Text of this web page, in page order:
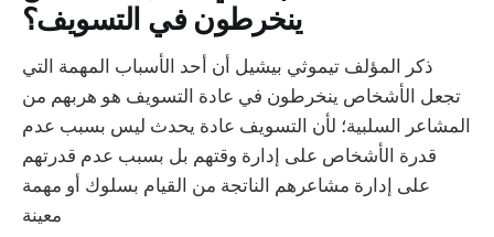
ينخرطون في التسويف؟
ذكر المؤلف تيموثي بيشيل أن أحد الأسباب المهمة التي
تجعل الأشخاص ينخرطون في عادة التسويف هو هربهم من
المشاعر السلبية؛ لأن التسويف عادة يحدث ليس بسبب عدم
قدرة الأشخاص على إدارة وقتهم بل بسبب عدم قدرتهم
على إدارة مشاعرهم الناتجة من القيام بسلوك أو مهمة
معينة